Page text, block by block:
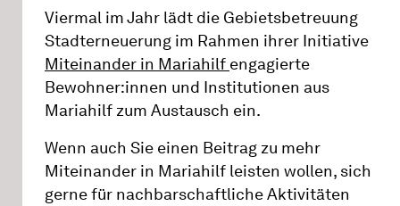
Viermal im Jahr lädt die Gebietsbetreuung
Stadterneuerung im Rahmen ihrer Initiative
Miteinander in Mariahilf engagierte
Bewohner:innen und Institutionen aus
Mariahilf zum Austausch ein.
Wenn auch Sie einen Beitrag zu mehr
Miteinander in Mariahilf leisten wollen, sich
gerne für nachbarschaftliche Aktivitäten